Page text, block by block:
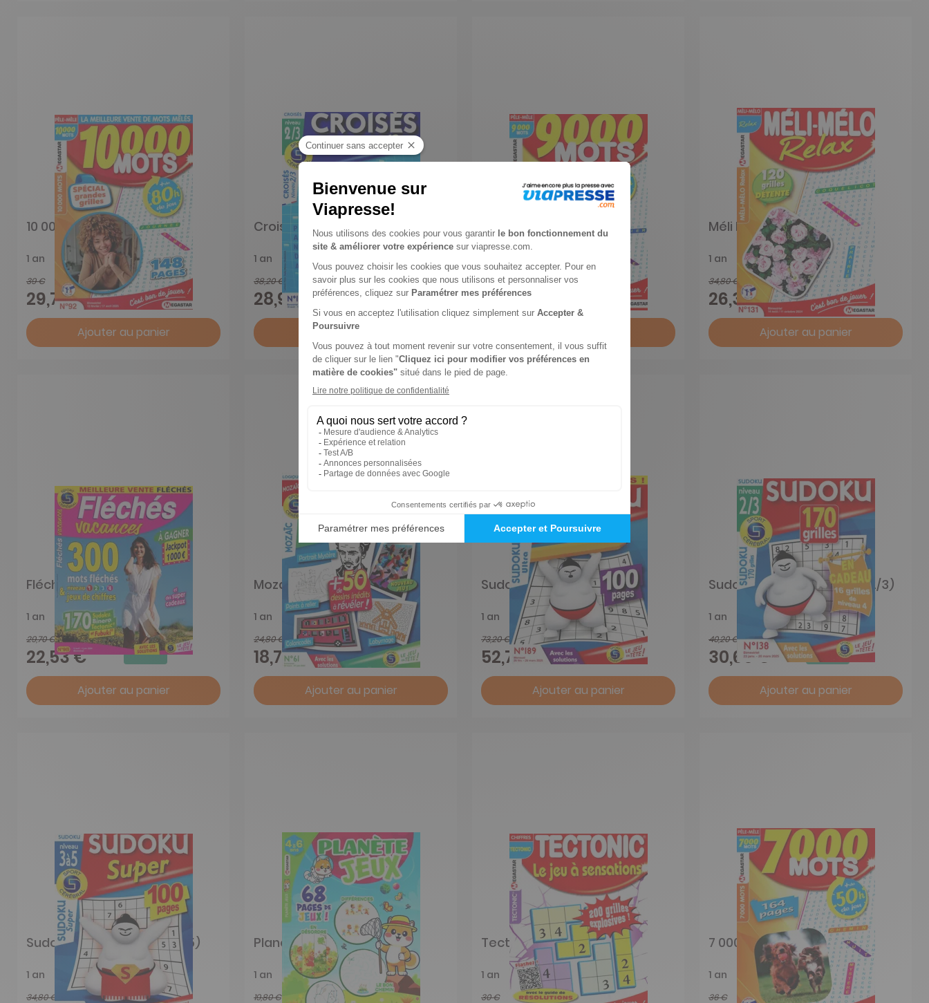
10 000 mots
1 an
39 €
29,75 € -24%
Ajouter au panier
Croisés Niveau 2/3
1 an
38,20 €
28,90 € -24%
Ajouter au panier
9000 mots
36 €
27,20 €
Méli Mélo Relax
1 an
34,80 €
26,35 € -24%
Ajouter au panier
Fléchés Vacances
1 an
29,70 €
22,53 € -24%
Ajouter au panier
Mozaïc
1 an
24,80 €
18,70 € -25%
Ajouter au panier
Sudoku Ultra (Niveau 6/7)
1 an
73,20 €
52,70 € -28%
Ajouter au panier
Sudoku 170 grilles (Niveau 2/3)
1 an
40,20 €
30,60 € -24%
Ajouter au panier
Sudoku Super (Niveau 3 à 5)
1 an
34,80 €
Planète Jeux 4-6 ans
1 an
19,80 €
Tectonic 1-6
1 an
30 €
7 000 Mots
1 an
36 €